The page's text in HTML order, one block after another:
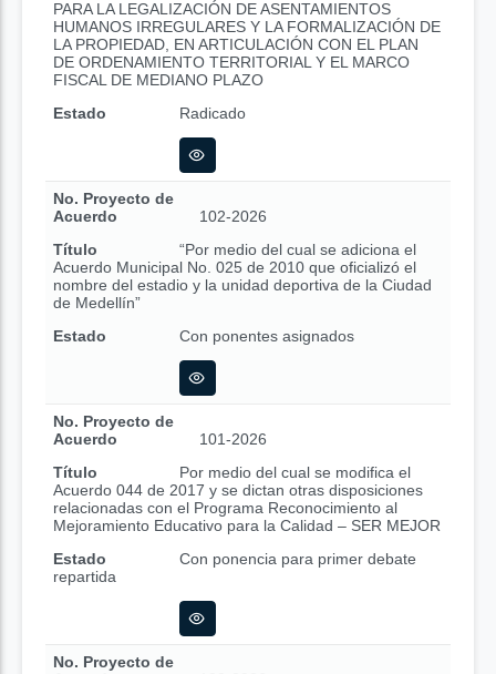
PARA LA LEGALIZACIÓN DE ASENTAMIENTOS
HUMANOS IRREGULARES Y LA FORMALIZACIÓN DE
LA PROPIEDAD, EN ARTICULACIÓN CON EL PLAN
DE ORDENAMIENTO TERRITORIAL Y EL MARCO
FISCAL DE MEDIANO PLAZO
Estado
Radicado
No. Proyecto de
Acuerdo
102-2026
Título
“Por medio del cual se adiciona el
Acuerdo Municipal No. 025 de 2010 que oficializó el
nombre del estadio y la unidad deportiva de la Ciudad
de Medellín”
Estado
Con ponentes asignados
No. Proyecto de
Acuerdo
101-2026
Título
Por medio del cual se modifica el
Acuerdo 044 de 2017 y se dictan otras disposiciones
relacionadas con el Programa Reconocimiento al
Mejoramiento Educativo para la Calidad – SER MEJOR
Estado
Con ponencia para primer debate
repartida
No. Proyecto de